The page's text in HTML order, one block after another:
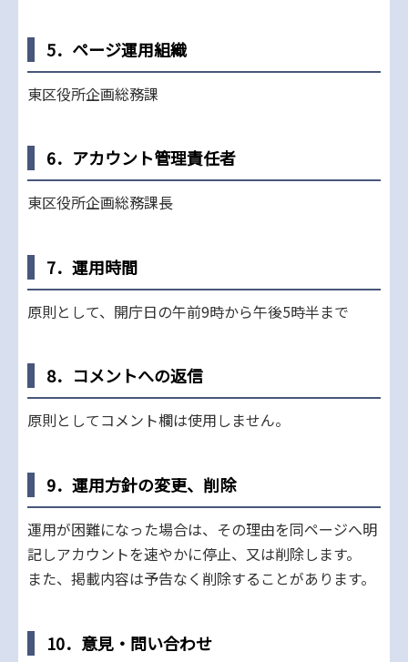
5．ページ運用組織
東区役所企画総務課
6．アカウント管理責任者
東区役所企画総務課長
7．運用時間
原則として、開庁日の午前9時から午後5時半まで
8．コメントへの返信
原則としてコメント欄は使用しません。
9．運用方針の変更、削除
運用が困難になった場合は、その理由を同ページへ明
記しアカウントを速やかに停止、又は削除します。
また、掲載内容は予告なく削除することがあります。
10．意見・問い合わせ